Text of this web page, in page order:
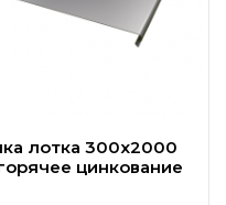
лотка 300х2000
горячее цинкование